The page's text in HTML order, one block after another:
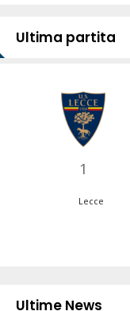
Ultima partita
1
Lecce
Ultime News